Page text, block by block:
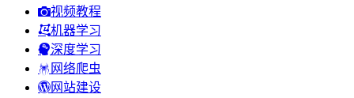
视频教程
机器学习
深度学习
网络爬虫
网站建设